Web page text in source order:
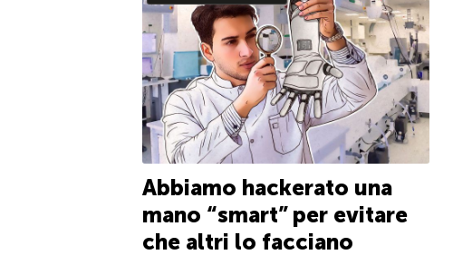
Abbiamo hackerato una
mano “smart” per evitare
che altri lo facciano